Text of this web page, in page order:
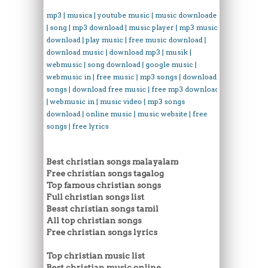
mp3 | musica | youtube music | music downloader
| song | mp3 download | music player | mp3 music
download | play music | free music download |
download music | download mp3 | musik |
webmusic | song download | google music |
webmusic in | free music | mp3 songs | download
songs | download free music | free mp3 download
| webmusic in | music video | mp3 songs
download | online music | music website | free
songs | free lyrics
Best christian songs malayalam
Free christian songs tagalog
Top famous christian songs
Full christian songs list
Besst christian songs tamil
All top christian songs
Free christian songs lyrics
Top christian music list